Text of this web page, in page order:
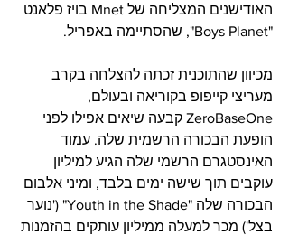
האודישנים המצליחה של Mnet בויז פלאנט
"Boys Planet", שהסתיימה באפריל.
מכיוון שהתוכנית זכתה להצלחה בקרב
מעריצי קייפופ בקוריאה ובעולם,
ZeroBaseOne קבעה שיאים אפילו לפני
הופעת הבכורה הרשמית שלה. עמוד
האינסטגרם הרשמי שלה הגיע למיליון
עוקבים תוך שישה ימים בלבד, ומיני אלבום
הבכורה שלה "Youth in the Shade" ('נוער
בצל') מכר למעלה ממיליון עותקים בהזמנות